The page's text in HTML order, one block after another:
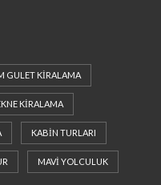
GULET KIRALAMA
KIRALAMA
KABIN TURLARI
MAVI YOLCULUK